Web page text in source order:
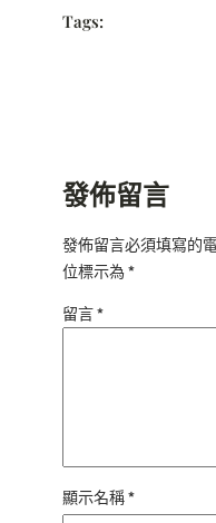
Tags:
發佈留言
發佈留言必須填寫的
位標示為*
留言*
顯示名稱*